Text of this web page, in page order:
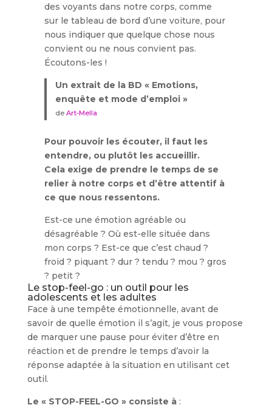
des voyants dans notre corps, comme
sur le tableau de bord d’une voiture, pour
nous indiquer que quelque chose nous
convient ou ne nous convient pas.
Écoutons-les !
Un extrait de la BD « Emotions,
enquête et mode d’emploi »
de Art-Mella
Pour pouvoir les écouter, il faut les
entendre, ou plutôt les accueillir.
Cela exige de prendre le temps de se
relier à notre corps et d’être attentif à
ce que nous ressentons.
Est-ce une émotion agréable ou
désagréable ? Où est-elle située dans
mon corps ? Est-ce que c’est chaud ?
froid ? piquant ? dur ? tendu ? mou ? gros
? petit ?
Le stop-feel-go : un outil pour les
adolescents et les adultes
Face à une tempête émotionnelle, avant de
savoir de quelle émotion il s’agit, je vous propose
de marquer une pause pour éviter d’être en
réaction et de prendre le temps d’avoir la
réponse adaptée à la situation en utilisant cet
outil.
Le « STOP-FEEL-GO » consiste à :